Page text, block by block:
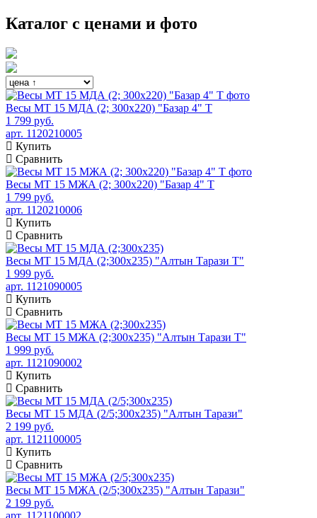
Каталог с ценами и фото
Весы МТ 15 МДА (2; 300х220) "Базар 4" Т
1 799 руб.
арт. 1120210005
Купить
Сравнить
Весы МТ 15 МЖА (2; 300х220) "Базар 4" Т
1 799 руб.
арт. 1120210006
Купить
Сравнить
Весы МТ 15 МДА (2;300x235) "Алтын Тарази Т"
1 999 руб.
арт. 1121090005
Купить
Сравнить
Весы МТ 15 МЖА (2;300x235) "Алтын Тарази Т"
1 999 руб.
арт. 1121090002
Купить
Сравнить
Весы МТ 15 МДА (2/5;300x235) "Алтын Тарази"
2 199 руб.
арт. 1121100005
Купить
Сравнить
Весы МТ 15 МЖА (2/5;300x235) "Алтын Тарази"
2 199 руб.
арт. 1121100002